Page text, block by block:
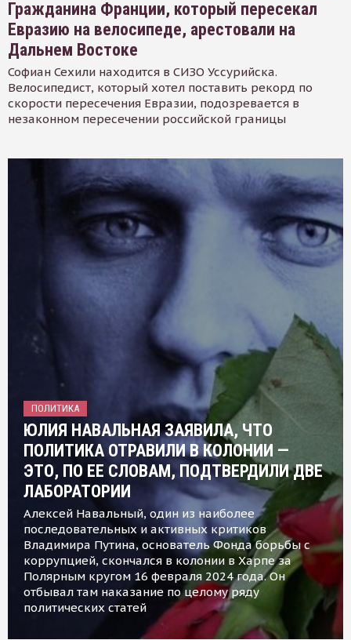
Гражданина Франции, который пересекал
Евразию на велосипеде, арестовали на
Дальнем Востоке
Софиан Сехили находится в СИЗО Уссурийска.
Велосипедист, который хотел поставить рекорд по
скорости пересечения Евразии, подозревается в
незаконном пересечении российской границы
ПОЛИТИКА
ЮЛИЯ НАВАЛЬНАЯ ЗАЯВИЛА, ЧТО
ПОЛИТИКА ОТРАВИЛИ В КОЛОНИИ —
ЭТО, ПО ЕЕ СЛОВАМ, ПОДТВЕРДИЛИ ДВЕ
ЛАБОРАТОРИИ
Алексей Навальный, один из наиболее
последовательных и активных критиков
Владимира Путина, основатель Фонда борьбы с
коррупцией, скончался в колонии в Харпе за
Полярным кругом 16 февраля 2024 года. Он
отбывал там наказание по целому ряду
политических статей